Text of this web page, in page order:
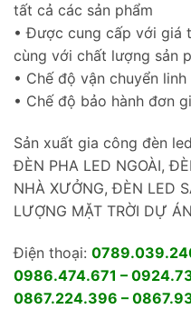
tất cả các sản phẩm
• Được cung cấp với giá
cùng với chất lượng sản
• Chế độ vận chuyển
• Chế độ bảo hành đơn
Sản xuất gia công đèn
ĐÈN PHA LED NGOÀI,
NHÀ XƯỞNG, ĐÈN LED
LƯỢNG MẶT TRỜI DỰ
Điện thoại:
0986.474.671 –
0867.224.396 –